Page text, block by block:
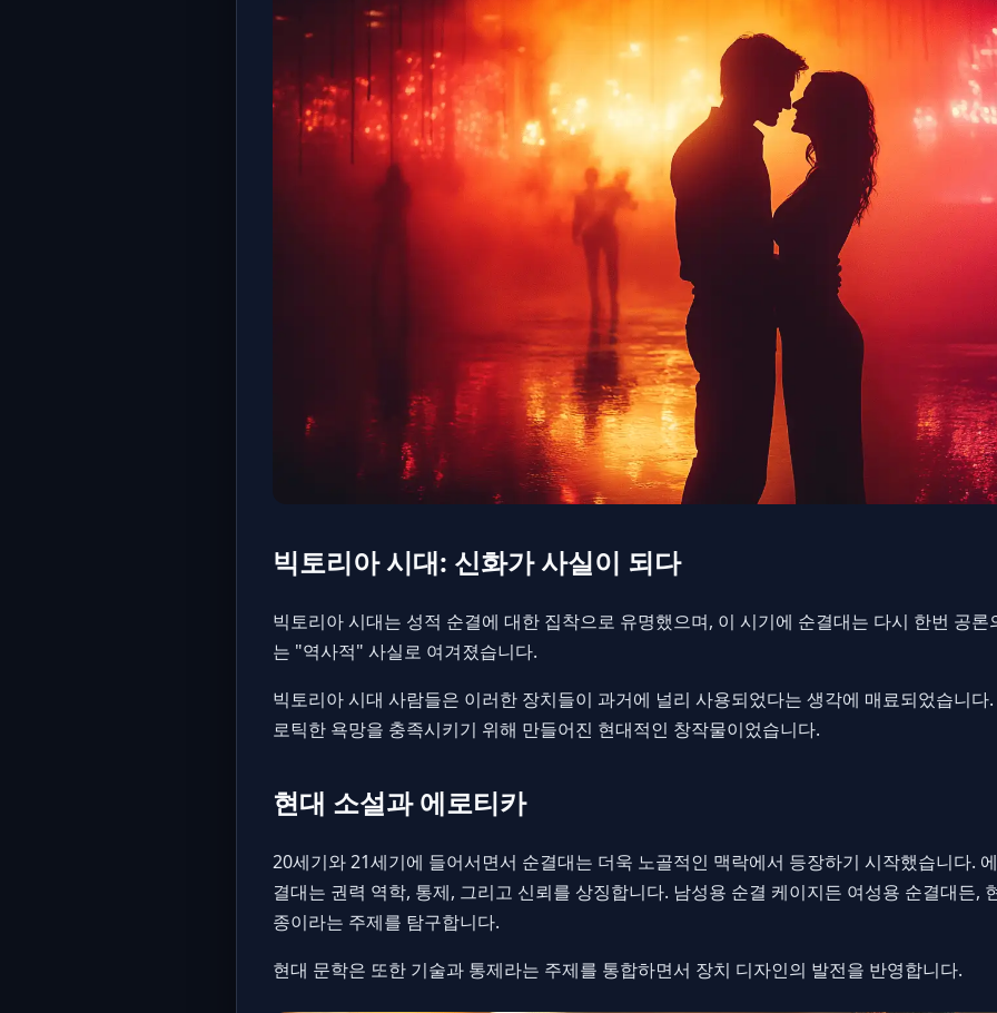
빅토리아 시대: 신화가 사실이 되다
빅토리아 시대는 성적 순결에 대한 집착으로 유명했으며, 이 시기에 순결대는 다시 한번 공
는 "역사적" 사실로 여겨졌습니다.
빅토리아 시대 사람들은 이러한 장치들이 과거에 널리 사용되었다는 생각에 매료되었습니
로틱한 욕망을 충족시키기 위해 만들어진 현대적인 창작물이었습니다.
현대 소설과 에로티카
20세기와 21세기에 들어서면서 순결대는 더욱 노골적인 맥락에서 등장하기 시작했습니다.
결대는 권력 역학, 통제, 그리고 신뢰를 상징합니다. 남성용 순결 케이지든 여성용 순결대든,
종이라는 주제를 탐구합니다.
현대 문학은 또한 기술과 통제라는 주제를 통합하면서 장치 디자인의 발전을 반영합니다.